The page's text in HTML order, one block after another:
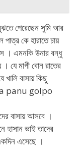
পেরেছেন সুমি আর
কে হারাতে চায়
। এমনকি উনার বন্ধু
যে মাগী বোন রাতের
খালি বাসায় কিছু
panu golpo
বাসায় আসবে ।
হাসান ভাই তাদের
এসেছে ।